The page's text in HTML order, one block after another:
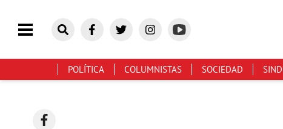
POLÍTICA COLUMNISTAS SOCIEDAD